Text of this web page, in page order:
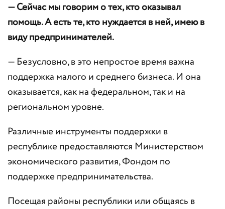
— Сейчас мы говорим о тех, кто оказывал
помощь. А есть те, кто нуждается в ней, имею в
виду предпринимателей.
— Безусловно, в это непростое время важна
поддержка малого и среднего бизнеса. И она
оказывается, как на федеральном, так и на
региональном уровне.
Различные инструменты поддержки в
республике предоставляются Министерством
экономического развития, Фондом по
поддержке предпринимательства.
Посещая районы республики или общаясь в